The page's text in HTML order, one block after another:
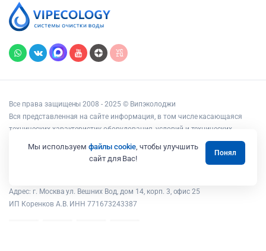
Все права защищены 2008 - 2025 © Випэколоджи
Вся представленная на сайте информация, в том числе касающаяся
технических характеристик оборудования, условий и технических
возможностей подключения, наличия на складе, стоимости товаров и
услуг, носит информационный характер и ни при каких условиях не
является публичной офертой, определяемой положениями статьи 437
Адрес: г. Москва ул. Вешних Вод, дом 14, корп. 3, офис 25
ИП Коренков А.В. ИНН 771673243387
Мы используем файлы cookie, чтобы улучшить
сайт для Вас!
Понял